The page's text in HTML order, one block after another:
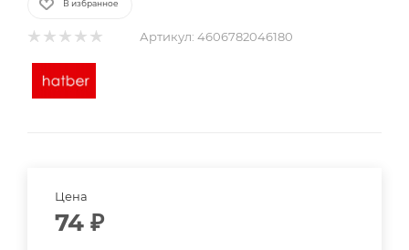
В избранное
Артикул: 4606782046180
Цена
74 ₽